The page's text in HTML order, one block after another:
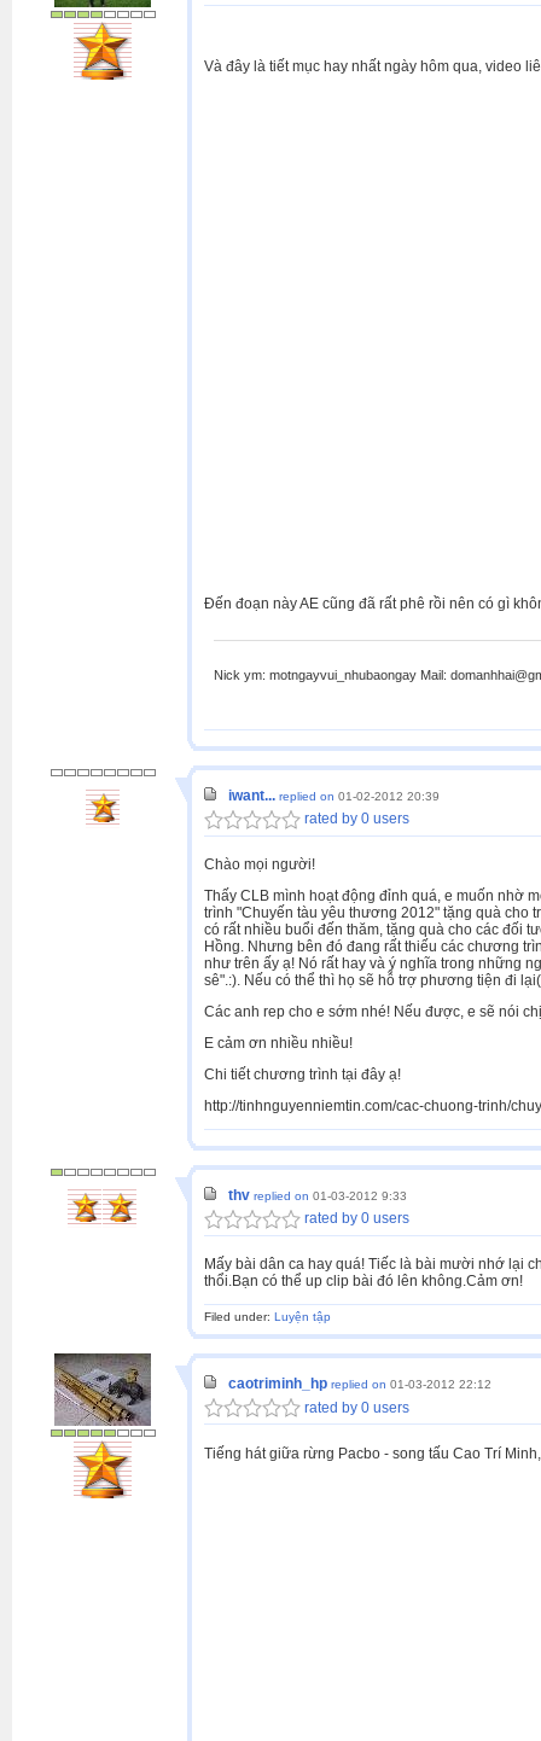
Và đây là tiết mục hay nhất ngày hôm qua, video
Đến đoạn này AE cũng đã rất phê rồi nên có gì
Nick ym: motngayvui_nhubaongay Mail:
iwant... replied on 01-02-2012 20:39
rated by 0 users
Chào mọi người!
Thấy CLB mình hoạt động đỉnh quá, e muốn nhờ
trình "Chuyến tàu yêu thương 2012" tặng quà cho
có rất nhiều buổi đến thăm, tặng quà cho các đối
Hồng. Nhưng bên đó đang rất thiếu các chương
như trên ấy ạ! Nó rất hay và ý nghĩa trong những
sê".:). Nếu có thể thì họ sẽ hỗ trợ phương tiện đi
Các anh rep cho e sớm nhé! Nếu được, e sẽ nói
E cảm ơn nhiều nhiều!
Chi tiết chương trình tại đây ạ!
http://tinhnguyenniemtin.com/cac-chuong-trinh/
thv replied on 01-03-2012 9:33
rated by 0 users
Mấy bài dân ca hay quá! Tiếc là bài mười nhớ lại
thổi.Bạn có thể up clip bài đó lên không.Cảm ơn!
Filed under: Luyện tập
caotriminh_hp replied on 01-03-2012 22:12
rated by 0 users
Tiếng hát giữa rừng Pacbo - song tấu Cao Trí